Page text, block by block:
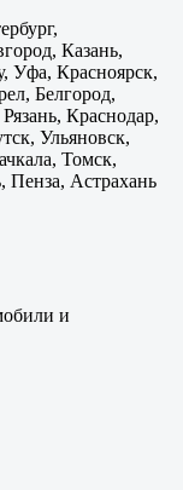
Казань,
Уфа, Красноярск,
Белгород,
Краснодар,
Ульяновск,
Томск,
Пенза, Астрахань
и